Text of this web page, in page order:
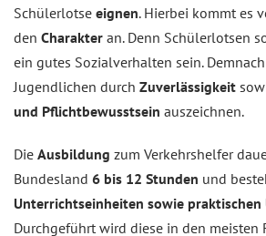
Schülerlotse eignen. Hierbei kommt es
den Charakter an. Denn Schülerlotsen
ein gutes Sozialverhalten sein.
Jugendlichen durch Zuverlässigkeit
und Pflichtbewusstsein auszeichnen.
Die Ausbildung zum Verkehrshelfer
Bundesland 6 bis 12 Stunden und
Unterrichtseinheiten sowie praktischen
Durchgeführt wird diese in den meisten